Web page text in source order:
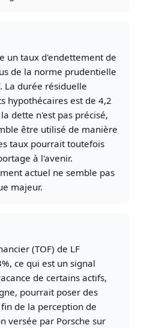
un taux d'endettement de
de la norme prudentielle
La durée résiduelle
hypothécaires est de 4,2
dette n'est pas précisé,
être utilisé de manière
taux pourrait toutefois
à l'avenir.
actuel ne semble pas
majeur.
(TOF) de LF
ce qui est un signal
de certains actifs,
pourrait poser des
de la perception de
versée par Porsche sur